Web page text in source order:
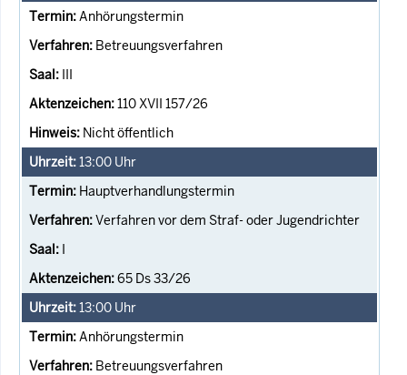
Anhörungstermin
Betreuungsverfahren
III
110 XVII 157/26
Nicht öffentlich
13:00 Uhr
Hauptverhandlungstermin
Verfahren vor dem Straf- oder Jugendrichter
I
65 Ds 33/26
13:00 Uhr
Anhörungstermin
Betreuungsverfahren